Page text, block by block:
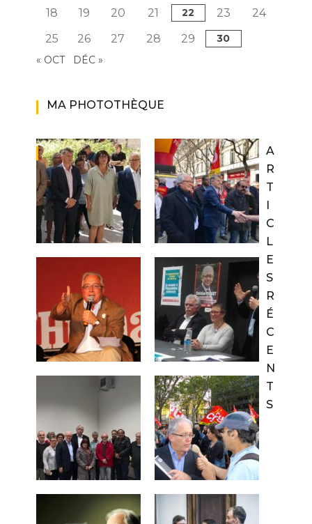
18
19 20 21 22 23
24
25
26 27 28 29
30
« OCT
DÉC »
MA PHOTOTHÈQUE
A
R
T
I
C
L
E
S
R
É
C
E
N
T
S